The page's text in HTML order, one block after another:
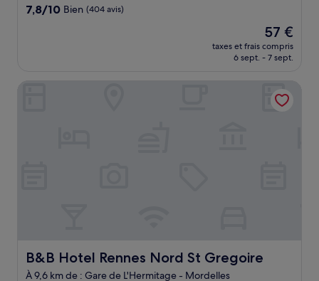
7.8
7,8/10 Bien (404 avis)
Le
nouveau
prix
de
57 €
57 €
taxes et frais compris
6 sept. - 7 sept.
B&B Hotel Rennes Nord St Gregoire
B&B Hotel Rennes Nord St Gregoire
À 9,6 km de : Gare de L'Hermitage - Mordelles